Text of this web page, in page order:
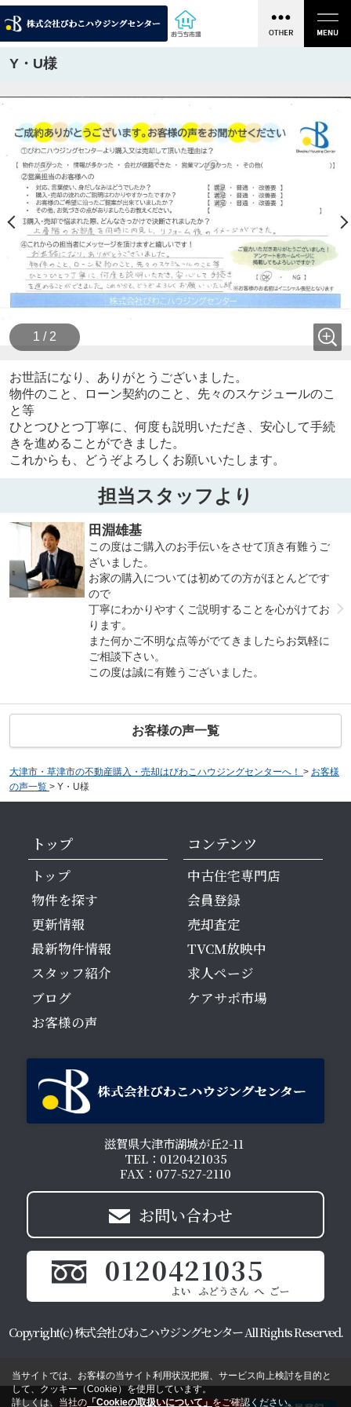
Y・U様
1 / 2
お世話になり、ありがとうございました。
物件のこと、ローン契約のこと、先々のスケジュールのこ
と等
ひとつひとつ丁寧に、何度も説明いただき、安心して手続
きを進めることができました。
これからも、どうぞよろしくお願いいたします。
担当スタッフより
田淵雄基
この度はご購入のお手伝いをさせて頂き有難うご
ざいました。
お家の購入については初めての方がほとんどです
ので
丁寧にわかりやすくご説明することを心がけてお
ります。
また何かご不明な点等がでてきましたらお気軽に
ご相談下さい。
この度は誠に有難うございました。
お客様の声一覧
大津市・草津市の不動産購入・売却はびわこハウジングセンターへ！ > お客様
の声一覧 > Y・U様
トップ
トップ
物件を探す
更新情報
最新物件情報
スタッフ紹介
ブログ
お客様の声
コンテンツ
中古住宅専門店
会員登録
売却査定
TVCM放映中
求人ページ
ケアサポ市場
滋賀県大津市湖城が丘2-11
TEL：0120421035
FAX：077-527-2110
お問い合わせ
0120421035
Copyright(c) 株式会社びわこハウジングセンター All Rights Reserved.
当サイトでは、お客様の当サイト利用状況把握、サービス向上検討を目的と
して、クッキー（Cookie）を使用しています。
詳しくは、当社の 「Cookieの取扱いについて」 をご確認ください。